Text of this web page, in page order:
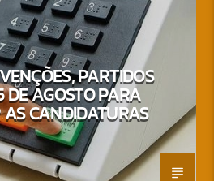
PARTIDOS
DE AGOSTO PARA
AS CANDIDATURAS